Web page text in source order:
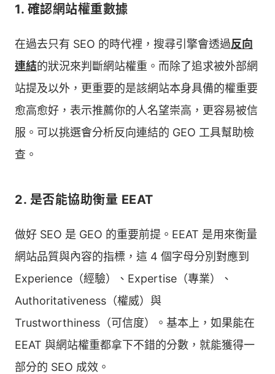
1. 確認網站權重數據
在過去只有 SEO 的時代裡，搜尋引擎會透過反向
連結的狀況來判斷網站權重。而除了追求被外部網
站提及以外，更重要的是該網站本身具備的權重要
愈高愈好，表示推薦你的人名望崇高，更容易被信
服。可以挑選會分析反向連結的 GEO 工具幫助檢
查。
2. 是否能協助衡量 EEAT
做好 SEO 是 GEO 的重要前提。EEAT 是用來衡量
網站品質與內容的指標，這 4 個字母分別對應到
Experience（經驗）、Expertise（專業）、
Authoritativeness（權威）與
Trustworthiness（可信度）。基本上，如果能在
EEAT 與網站權重都拿下不錯的分數，就能獲得一
部分的 SEO 成效。